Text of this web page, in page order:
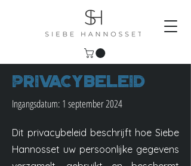
PrivacyBeleid
Ingangsdatum: 1 september 2024
Dit privacybeleid beschrijft hoe Siebe
Hannosset uw persoonlijke gegevens